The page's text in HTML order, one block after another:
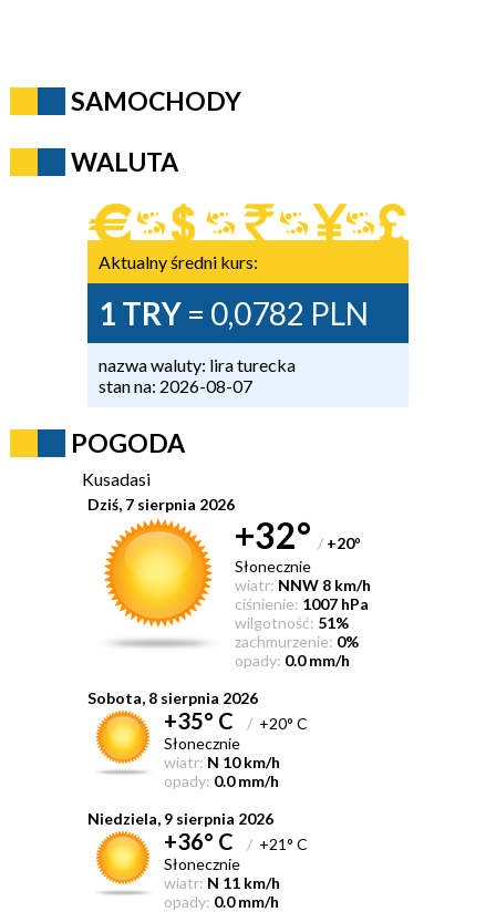
SAMOCHODY
WALUTA
Aktualny średni kurs:
1 TRY= 0,0782 PLN
nazwa waluty: lira turecka
stan na: 2026-08-07
POGODA
Kusadasi
Dziś, 7 sierpnia 2026
+32° / +20°
Słonecznie
wiatr: NNW 8 km/h
ciśnienie: 1007 hPa
wilgotność: 51%
zachmurzenie: 0%
opady: 0.0 mm/h
Sobota, 8 sierpnia 2026
+35° C /+20° C
Słonecznie
wiatr: N 10 km/h
opady: 0.0 mm/h
Niedziela, 9 sierpnia 2026
+36° C /+21° C
Słonecznie
wiatr: N 11 km/h
opady: 0.0 mm/h